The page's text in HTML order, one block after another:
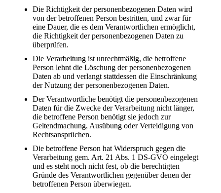
Die Richtigkeit der personenbezogenen Daten wird
von der betroffenen Person bestritten, und zwar für
eine Dauer, die es dem Verantwortlichen ermöglicht,
die Richtigkeit der personenbezogenen Daten zu
überprüfen.
Die Verarbeitung ist unrechtmäßig, die betroffene
Person lehnt die Löschung der personenbezogenen
Daten ab und verlangt stattdessen die Einschränkung
der Nutzung der personenbezogenen Daten.
Der Verantwortliche benötigt die personenbezogenen
Daten für die Zwecke der Verarbeitung nicht länger,
die betroffene Person benötigt sie jedoch zur
Geltendmachung, Ausübung oder Verteidigung von
Rechtsansprüchen.
Die betroffene Person hat Widerspruch gegen die
Verarbeitung gem. Art. 21 Abs. 1 DS-GVO eingelegt
und es steht noch nicht fest, ob die berechtigten
Gründe des Verantwortlichen gegenüber denen der
betroffenen Person überwiegen.